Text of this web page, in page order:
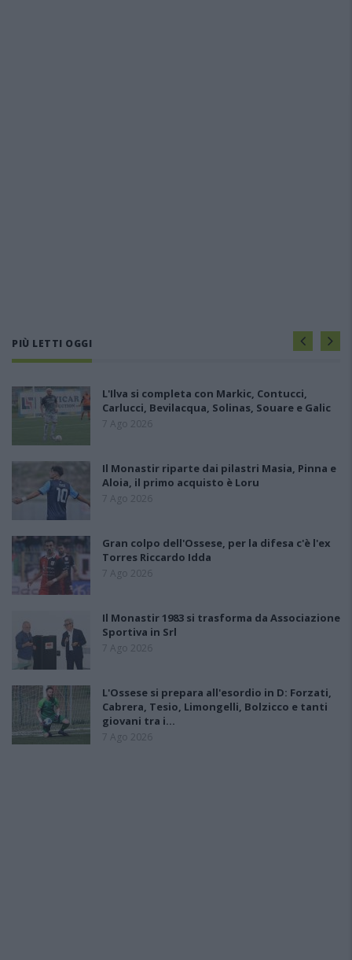
PIÙ LETTI OGGI
L'Ilva si completa con Markic, Contucci,
Carlucci, Bevilacqua, Solinas, Souare e Galic
7 Ago 2026
Il Monastir riparte dai pilastri Masia, Pinna e
Aloia, il primo acquisto è Loru
7 Ago 2026
Gran colpo dell'Ossese, per la difesa c'è l'ex
Torres Riccardo Idda
7 Ago 2026
Il Monastir 1983 si trasforma da Associazione
Sportiva in Srl
7 Ago 2026
L'Ossese si prepara all'esordio in D: Forzati,
Cabrera, Tesio, Limongelli, Bolzicco e tanti
giovani tra i…
7 Ago 2026